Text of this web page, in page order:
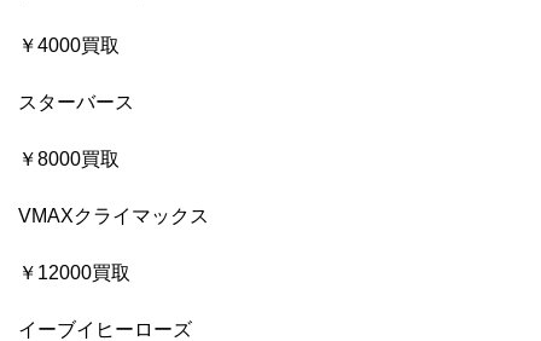
￥4000買取
スターバース
￥8000買取
VMAXクライマックス
￥12000買取
イーブイヒーローズ